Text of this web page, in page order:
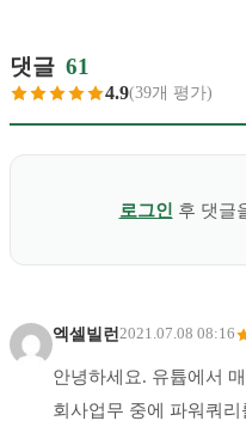
댓글 61
4.9(39개 평가)
로그인 후 댓글
엑셀빌런2021.07.08 08:16
안녕하세요. 유튭에서
회사업무 중에 파워쿼